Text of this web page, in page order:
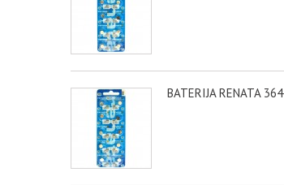
BATERIJA RENATA 364